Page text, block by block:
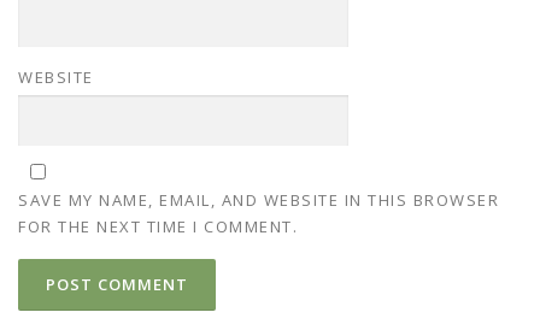
WEBSITE
SAVE MY NAME, EMAIL, AND WEBSITE IN THIS BROWSER
FOR THE NEXT TIME I COMMENT.